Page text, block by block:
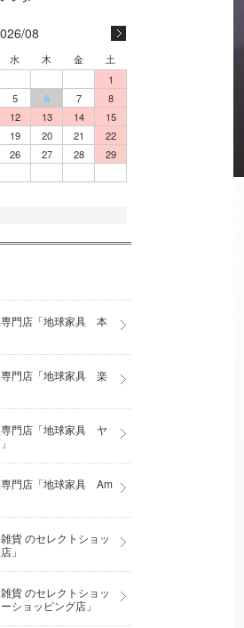
08
水 木 金
土
1
5 6 7
8
12 13 14
15
19 20 21
22
26 27 28
29
専門店「地球家具 本
門店「地球家具 楽
門店「地球家具 ヤ
門店「地球家具 Am
貨 のセレクトショッ
」
貨 のセレクトショッ
ショッピング店」